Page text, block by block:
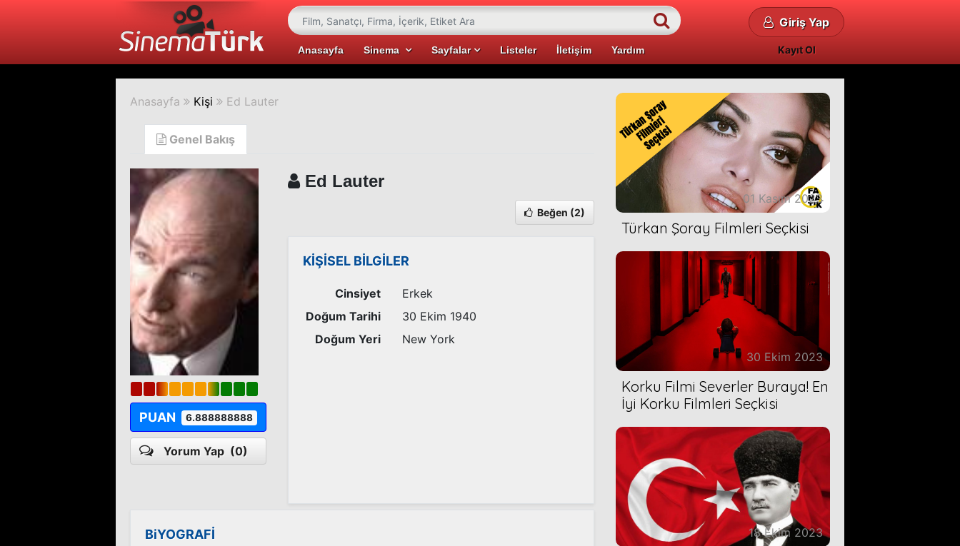
Anasayfa Sinema Sayfalar Listeler İletişim Yardım
Giriş Yap
Kayıt Ol
Anasayfa Kişi Ed Lauter
Genel Bakış
PUAN 6.888888888
Yorum Yap (0)
Ed Lauter
Beğen (2)
KİŞİSEL BİLGİLER
Cinsiyet
Erkek
Doğum Tarihi
30 Ekim 1940
Doğum Yeri
New York
BiYOGRAFİ
01 Kasım 2023
Türkan Şoray Filmleri Seçkisi
30 Ekim 2023
Korku Filmi Severler Buraya! En
İyi Korku Filmleri Seçkisi
18 Ekim 2023